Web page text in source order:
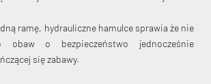
ramę, hydrauliczne hamulce sprawia że nie
o bezpieczeństwo jednocześnie
się zabawy.